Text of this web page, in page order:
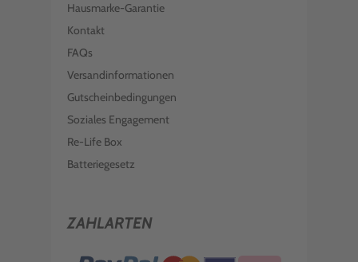
Hausmarke-Garantie
Kontakt
FAQs
Versandinformationen
Gutscheinbedingungen
Soziales Engagement
Re-Life Box
Batteriegesetz
ZAHLARTEN